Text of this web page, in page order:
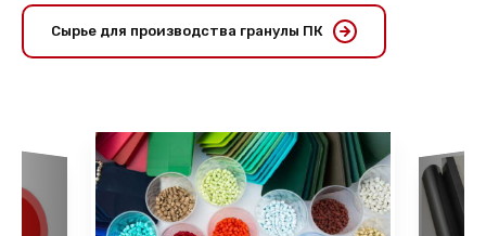
Сырье для производства гранулы ПК